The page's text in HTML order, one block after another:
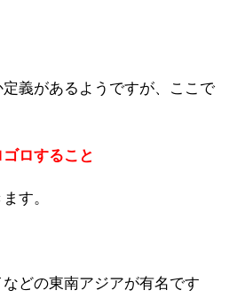
義があるようですが、ここで
ロすること
す。
どの東南アジアが有名です